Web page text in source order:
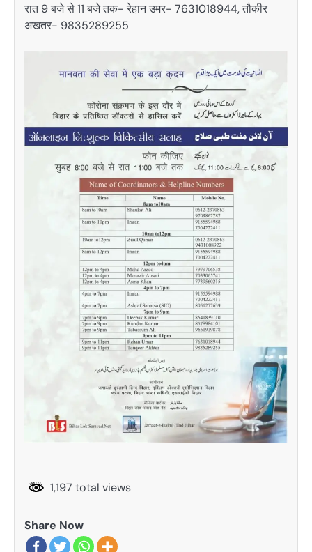
रात 9 बजे से 11 बजे तक- रेहान उमर- 7631018944, तौकीर
अखतर- 9835289255
1,197 total views
Share Now